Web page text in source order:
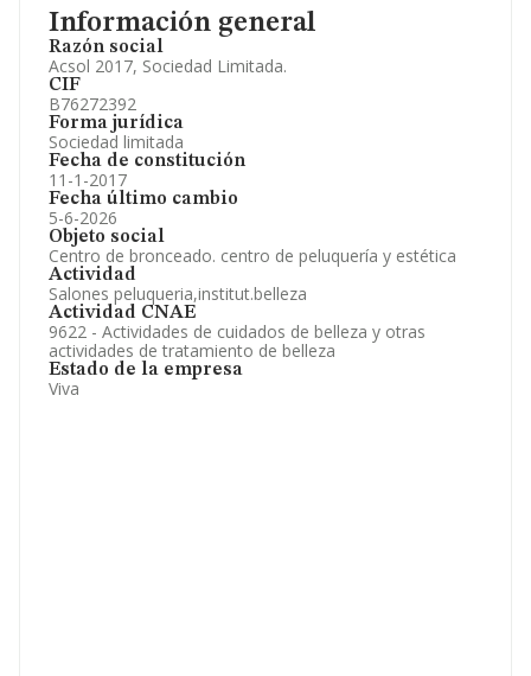
Información general
Razón social
Acsol 2017, Sociedad Limitada.
CIF
B76272392
Forma jurídica
Sociedad limitada
Fecha de constitución
11-1-2017
Fecha último cambio
5-6-2026
Objeto social
Centro de bronceado. centro de peluquería y estética
Actividad
Salones peluqueria,institut.belleza
Actividad CNAE
9622 - Actividades de cuidados de belleza y otras
actividades de tratamiento de belleza
Estado de la empresa
Viva
Información oficial y registral complementaria.